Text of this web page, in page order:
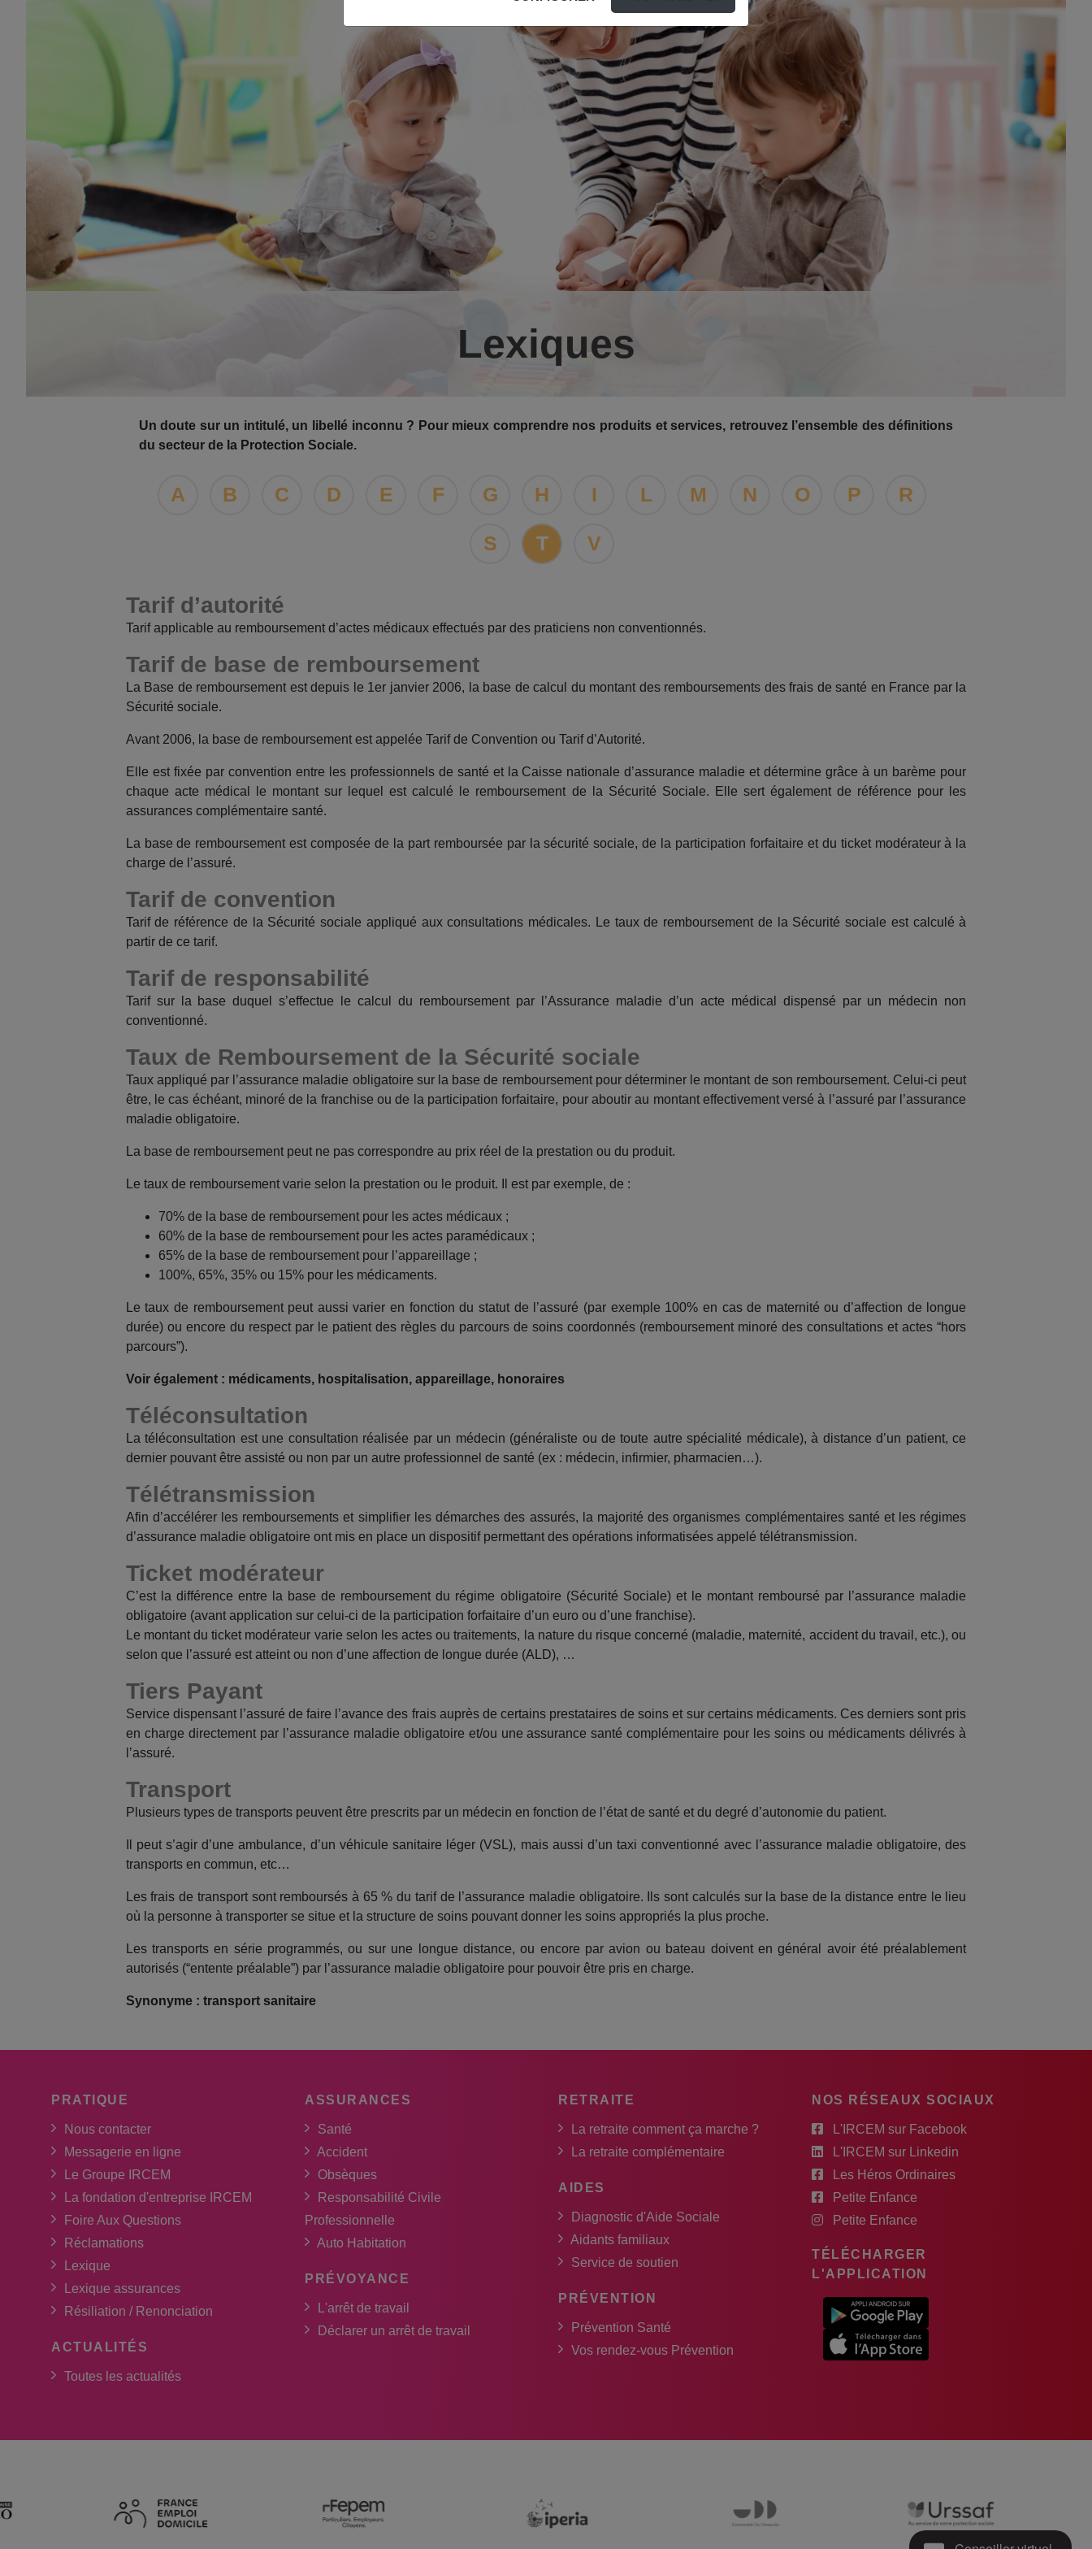
Lexiques
Un doute sur un intitulé, un libellé inconnu ? Pour mieux comprendre nos produits et services, retrouvez l’ensemble des définitions
du secteur de la Protection Sociale.
A B C D E F G H I L M N O P R
S T V
Tarif d’autorité
Tarif applicable au remboursement d’actes médicaux effectués par des praticiens non conventionnés.
Tarif de base de remboursement
La Base de remboursement est depuis le 1er janvier 2006, la base de calcul du montant des remboursements des frais de santé en France par la
Sécurité sociale.
Avant 2006, la base de remboursement est appelée Tarif de Convention ou Tarif d’Autorité.
Elle est fixée par convention entre les professionnels de santé et la Caisse nationale d’assurance maladie et détermine grâce à un barème pour
chaque acte médical le montant sur lequel est calculé le remboursement de la Sécurité Sociale. Elle sert également de référence pour les
assurances complémentaire santé.
La base de remboursement est composée de la part remboursée par la sécurité sociale, de la participation forfaitaire et du ticket modérateur à la
charge de l’assuré.
Tarif de convention
Tarif de référence de la Sécurité sociale appliqué aux consultations médicales. Le taux de remboursement de la Sécurité sociale est calculé à
partir de ce tarif.
Tarif de responsabilité
Tarif sur la base duquel s’effectue le calcul du remboursement par l’Assurance maladie d’un acte médical dispensé par un médecin non
conventionné.
Taux de Remboursement de la Sécurité sociale
Taux appliqué par l’assurance maladie obligatoire sur la base de remboursement pour déterminer le montant de son remboursement. Celui-ci peut
être, le cas échéant, minoré de la franchise ou de la participation forfaitaire, pour aboutir au montant effectivement versé à l’assuré par l’assurance
maladie obligatoire.
La base de remboursement peut ne pas correspondre au prix réel de la prestation ou du produit.
Le taux de remboursement varie selon la prestation ou le produit. Il est par exemple, de :
70% de la base de remboursement pour les actes médicaux ;
60% de la base de remboursement pour les actes paramédicaux ;
65% de la base de remboursement pour l’appareillage ;
100%, 65%, 35% ou 15% pour les médicaments.
Le taux de remboursement peut aussi varier en fonction du statut de l’assuré (par exemple 100% en cas de maternité ou d’affection de longue
durée) ou encore du respect par le patient des règles du parcours de soins coordonnés (remboursement minoré des consultations et actes “hors
parcours”).
Voir également : médicaments, hospitalisation, appareillage, honoraires
Téléconsultation
La téléconsultation est une consultation réalisée par un médecin (généraliste ou de toute autre spécialité médicale), à distance d’un patient, ce
dernier pouvant être assisté ou non par un autre professionnel de santé (ex : médecin, infirmier, pharmacien…).
Télétransmission
Afin d’accélérer les remboursements et simplifier les démarches des assurés, la majorité des organismes complémentaires santé et les régimes
d’assurance maladie obligatoire ont mis en place un dispositif permettant des opérations informatisées appelé télétransmission.
Ticket modérateur
C’est la différence entre la base de remboursement du régime obligatoire (Sécurité Sociale) et le montant remboursé par l’assurance maladie
obligatoire (avant application sur celui-ci de la participation forfaitaire d’un euro ou d’une franchise).
Le montant du ticket modérateur varie selon les actes ou traitements, la nature du risque concerné (maladie, maternité, accident du travail, etc.), ou
selon que l’assuré est atteint ou non d’une affection de longue durée (ALD), …
Tiers Payant
Service dispensant l’assuré de faire l’avance des frais auprès de certains prestataires de soins et sur certains médicaments. Ces derniers sont pris
en charge directement par l’assurance maladie obligatoire et/ou une assurance santé complémentaire pour les soins ou médicaments délivrés à
l’assuré.
Transport
Plusieurs types de transports peuvent être prescrits par un médecin en fonction de l’état de santé et du degré d’autonomie du patient.
Il peut s’agir d’une ambulance, d’un véhicule sanitaire léger (VSL), mais aussi d’un taxi conventionné avec l’assurance maladie obligatoire, des
transports en commun, etc…
Les frais de transport sont remboursés à 65 % du tarif de l’assurance maladie obligatoire. Ils sont calculés sur la base de la distance entre le lieu
où la personne à transporter se situe et la structure de soins pouvant donner les soins appropriés la plus proche.
Les transports en série programmés, ou sur une longue distance, ou encore par avion ou bateau doivent en général avoir été préalablement
autorisés (“entente préalable”) par l’assurance maladie obligatoire pour pouvoir être pris en charge.
Synonyme : transport sanitaire
PRATIQUE
Nous contacter
Messagerie en ligne
Le Groupe IRCEM
La fondation d'entreprise IRCEM
Foire Aux Questions
Réclamations
Lexique
Lexique assurances
Résiliation / Renonciation
ACTUALITÉS
Toutes les actualités
ASSURANCES
Santé
Accident
Obsèques
Responsabilité Civile
Professionnelle
Auto Habitation
PRÉVOYANCE
L'arrêt de travail
Déclarer un arrêt de travail
RETRAITE
La retraite comment ça marche ?
La retraite complémentaire
AIDES
Diagnostic d'Aide Sociale
Aidants familiaux
Service de soutien
PRÉVENTION
Prévention Santé
Vos rendez-vous Prévention
NOS RÉSEAUX SOCIAUX
L'IRCEM sur Facebook
L'IRCEM sur Linkedin
Les Héros Ordinaires
Petite Enfance
Petite Enfance
TÉLÉCHARGER
L'APPLICATION